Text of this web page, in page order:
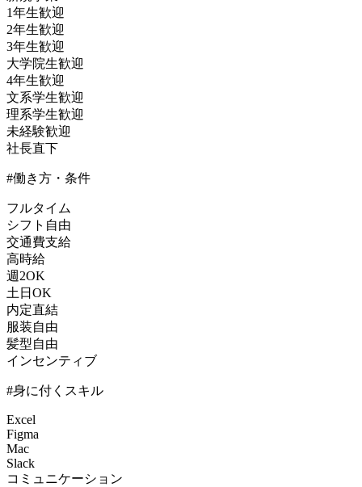
1年生歓迎
2年生歓迎
3年生歓迎
大学院生歓迎
4年生歓迎
文系学生歓迎
理系学生歓迎
未経験歓迎
社長直下
#働き方・条件
フルタイム
シフト自由
交通費支給
高時給
週2OK
土日OK
内定直結
服装自由
髪型自由
インセンティブ
#身に付くスキル
Excel
Figma
Mac
Slack
コミュニケーション